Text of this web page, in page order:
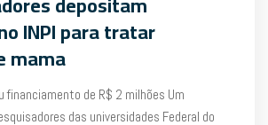
INPI para tratar
mama
financiamento de R$ 2 milhões Um
das universidades Federal do